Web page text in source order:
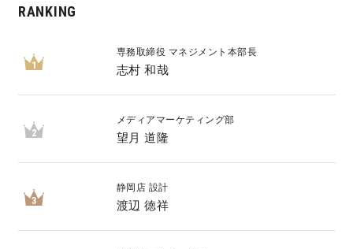
分譲住宅･不動産
RANKING
1
専務取締役 マネジメント本部長
志村 和哉
2
メディアマーケティング部
望月 道隆
3
静岡店 設計
渡辺 徳祥